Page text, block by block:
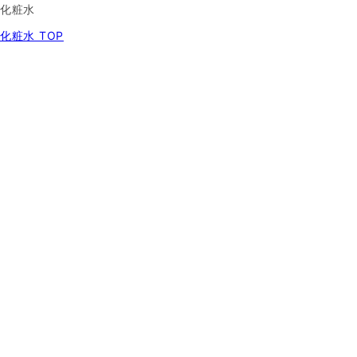
化粧水
化粧水 TOP